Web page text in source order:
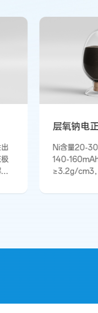
安
5V 镍锰
产品同时兼
度的优异性
时成本具备
电压正极材